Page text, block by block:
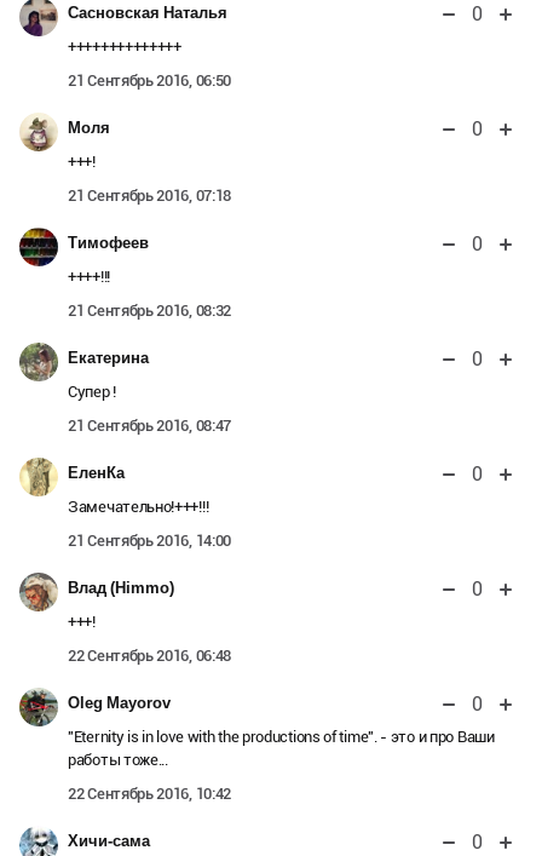
Сасновская Наталья 0
++++++++++++++
21 Сентябрь 2016, 06:50
Моля 0
+++!
21 Сентябрь 2016, 07:18
Тимофеев 0
++++!!!
21 Сентябрь 2016, 08:32
Екатерина 0
Супер !
21 Сентябрь 2016, 08:47
ЕленКа 0
Замечательно!+++!!!
21 Сентябрь 2016, 14:00
Влад (Himmo) 0
+++!
22 Сентябрь 2016, 06:48
Oleg Mayorov 0
"Eternity is in love with the productions of time". - это и про Ваши
работы тоже...
22 Сентябрь 2016, 10:42
Хичи-сама 0